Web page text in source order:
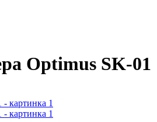
Optimus SK-01